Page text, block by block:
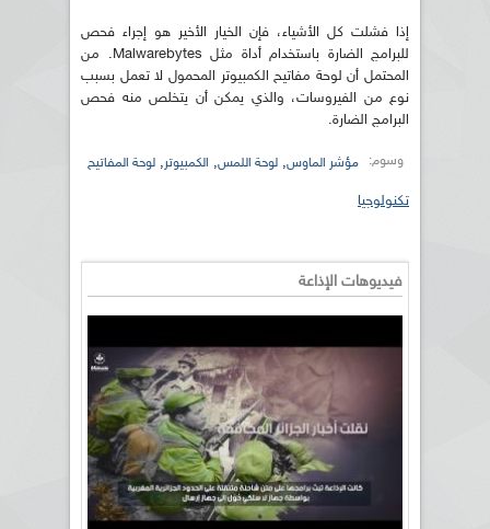
إذا فشلت كل الأشياء، فإن الخيار الأخير هو إجراء فحص
للبرامج الضارة باستخدام أداة مثل Malwarebytes. من
المحتمل أن لوحة مفاتيح الكمبيوتر المحمول لا تعمل بسبب
نوع من الفيروسات، والذي يمكن أن يتخلص منه فحص
البرامج الضارة.
وسوم: مؤشر الماوس, لوحة اللمس, الكمبيوتر, لوحة المفاتيح
تكنولوجيا
فيديوهات الإذاعة